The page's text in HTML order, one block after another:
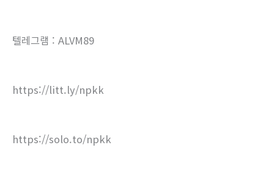
텔레그램 : ALVM89
https://litt.ly/npkk
https://solo.to/npkk